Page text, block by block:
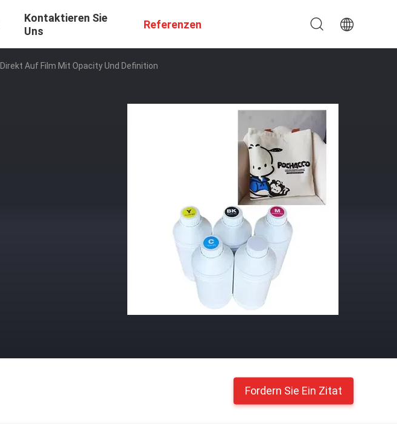
Kontaktieren Sie
Uns
Referenzen
Auf Film Mit Opacity Und Definition
Fordern Sie Ein Zitat